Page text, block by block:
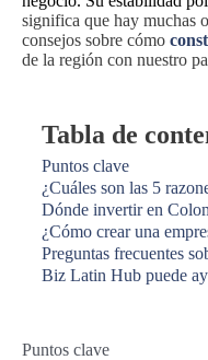
significa que hay muchas
consejos sobre cómo
de la región con nuestro
Tabla de
Puntos clave
¿Cuáles son las 5
Dónde invertir en
¿Cómo crear una
Preguntas frecuentes
Biz Latin Hub puede
Puntos clave